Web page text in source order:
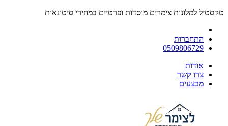
טקסטיל למלונות צימרים מוסדות ופרטיים במחירי סיטונאות
התחברות
0509806729
אודות
צרו קשר
מבצעים